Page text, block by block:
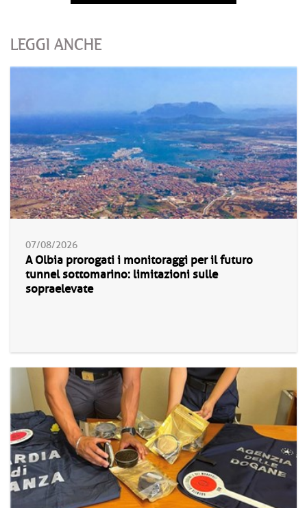
LEGGI ANCHE
07/08/2026
A Olbia prorogati i monitoraggi per il futuro
tunnel sottomarino: limitazioni sulle
sopraelevate